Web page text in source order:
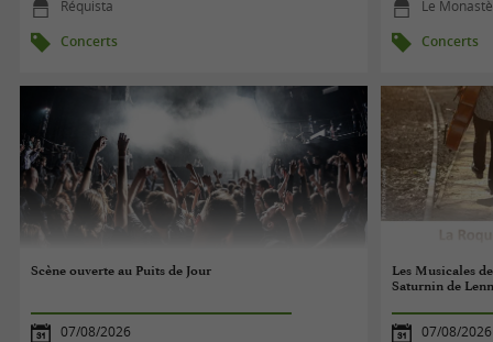
Réquista
Concerts
Le
Concerts
Scène ouverte au Puits de Jour
07/08/2026
Les Musicales
Saturnin de
07/08/2026